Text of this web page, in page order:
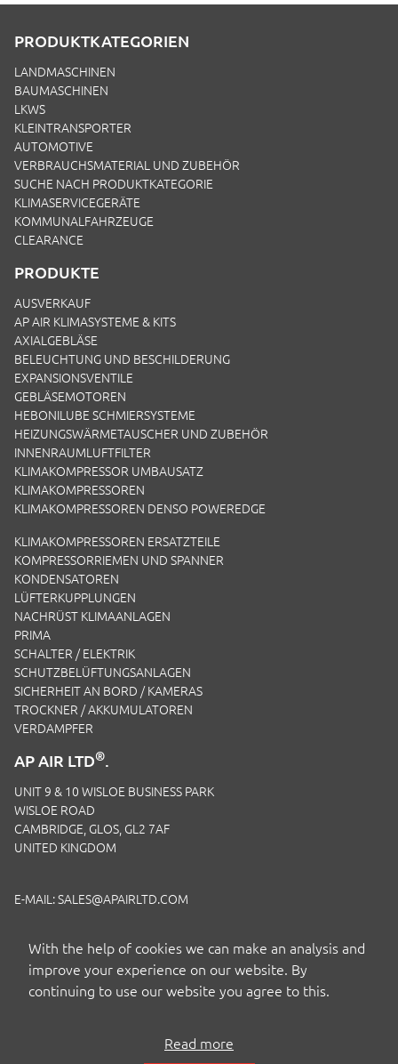
PRODUKTKATEGORIEN
LANDMASCHINEN
BAUMASCHINEN
LKWS
KLEINTRANSPORTER
AUTOMOTIVE
VERBRAUCHSMATERIAL UND ZUBEHÖR
SUCHE NACH PRODUKTKATEGORIE
KLIMASERVICEGERÄTE
KOMMUNALFAHRZEUGE
CLEARANCE
PRODUKTE
AUSVERKAUF
AP AIR KLIMASYSTEME & KITS
AXIALGEBLÄSE
BELEUCHTUNG UND BESCHILDERUNG
EXPANSIONSVENTILE
GEBLÄSEMOTOREN
HEBONILUBE SCHMIERSYSTEME
HEIZUNGSWÄRMETAUSCHER UND ZUBEHÖR
INNENRAUMLUFTFILTER
KLIMAKOMPRESSOR UMBAUSATZ
KLIMAKOMPRESSOREN
KLIMAKOMPRESSOREN DENSO POWEREDGE
KLIMAKOMPRESSOREN ERSATZTEILE
KOMPRESSORRIEMEN UND SPANNER
KONDENSATOREN
LÜFTERKUPPLUNGEN
NACHRÜST KLIMAANLAGEN
PRIMA
SCHALTER / ELEKTRIK
SCHUTZBELÜFTUNGSANLAGEN
SICHERHEIT AN BORD / KAMERAS
TROCKNER / AKKUMULATOREN
VERDAMPFER
AP AIR LTD®.
UNIT 9 & 10 WISLOE BUSINESS PARK
WISLOE ROAD
CAMBRIDGE, GLOS, GL2 7AF
UNITED KINGDOM
E-MAIL:SALES@APAIRLTD.COM
With the help of cookies we can make an analysis and
improve your experience on our website. By
continuing to use our website you agree to this.
Read more